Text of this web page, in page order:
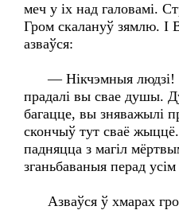
меч у іх над галовамі.
Гром скалануў зямлю. І
азваўся:
— Нікчэмныя людзі!
прадалі вы свае душы.
багацце, вы зняважылі
скончыў тут сваё
падняцца з магіл
зганьбаваныя перад
Азваўся ў хмарах